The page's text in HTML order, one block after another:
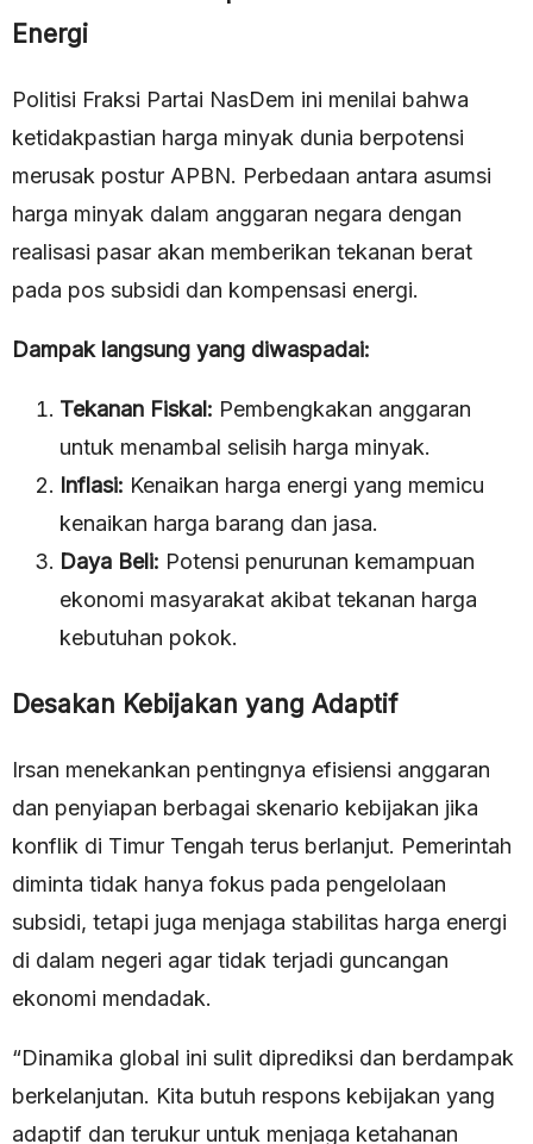
Energi
Politisi Fraksi Partai NasDem ini menilai bahwa
ketidakpastian harga minyak dunia berpotensi
merusak postur APBN. Perbedaan antara asumsi
harga minyak dalam anggaran negara dengan
realisasi pasar akan memberikan tekanan berat
pada pos subsidi dan kompensasi energi.
Dampak langsung yang diwaspadai:
Tekanan Fiskal: Pembengkakan anggaran
untuk menambal selisih harga minyak.
Inflasi: Kenaikan harga energi yang memicu
kenaikan harga barang dan jasa.
Daya Beli: Potensi penurunan kemampuan
ekonomi masyarakat akibat tekanan harga
kebutuhan pokok.
Desakan Kebijakan yang Adaptif
Irsan menekankan pentingnya efisiensi anggaran
dan penyiapan berbagai skenario kebijakan jika
konflik di Timur Tengah terus berlanjut. Pemerintah
diminta tidak hanya fokus pada pengelolaan
subsidi, tetapi juga menjaga stabilitas harga energi
di dalam negeri agar tidak terjadi guncangan
ekonomi mendadak.
“Dinamika global ini sulit diprediksi dan berdampak
berkelanjutan. Kita butuh respons kebijakan yang
adaptif dan terukur untuk menjaga ketahanan